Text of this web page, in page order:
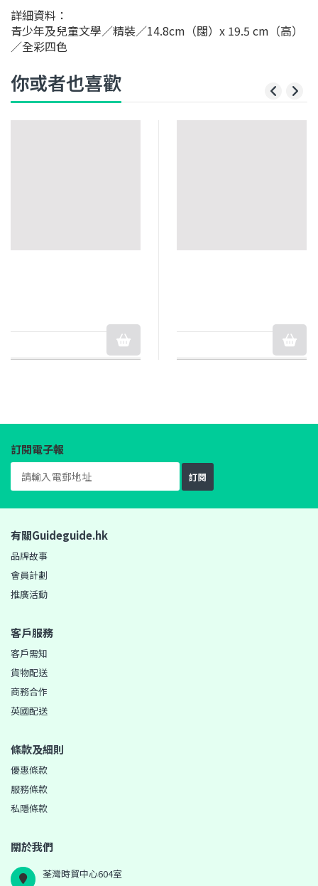
詳細資料：
青少年及兒童文學／精裝／14.8cm（闊）x 19.5 cm（高）
／全彩四色
你或者也喜歡
訂閱電子報
訂閱
有關Guideguide.hk
品牌故事
會員計劃
推廣活動
客戶服務
客戶需知
貨物配送
商務合作
英國配送
條款及細則
優惠條款
服務條款
私隱條款
關於我們
荃灣時貿中心604室